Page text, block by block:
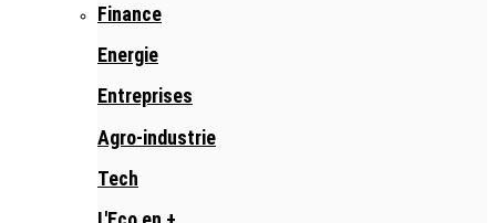
Finance
Energie
Entreprises
Agro-industrie
Tech